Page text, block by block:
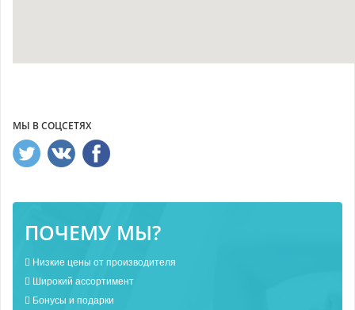
МЫ В СОЦСЕТЯХ
ПОЧЕМУ МЫ?
Низкие цены от производителя
Широкий ассортимент
Бонусы и подарки